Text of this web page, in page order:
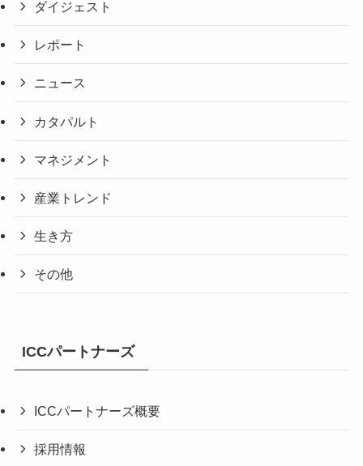
ダイジェスト
レポート
ニュース
カタパルト
マネジメント
産業トレンド
生き方
その他
ICCパートナーズ
ICCパートナーズ概要
採用情報